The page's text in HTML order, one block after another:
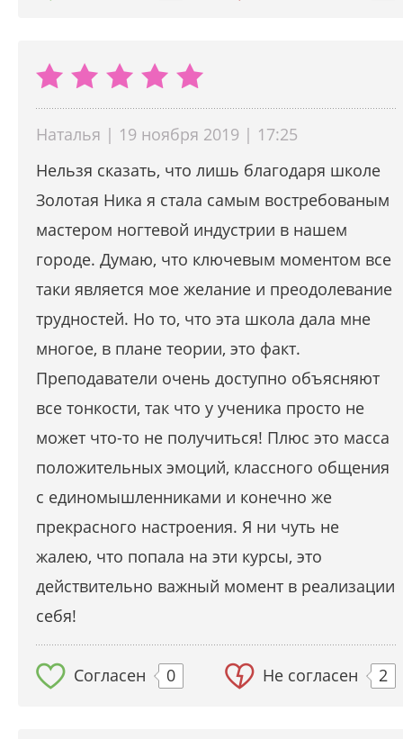
Наталья | 19 ноября 2019 | 17:25
Нельзя сказать, что лишь благодаря школе
Золотая Ника я стала самым востребованым
мастером ногтевой индустрии в нашем
городе. Думаю, что ключевым моментом все
таки является мое желание и преодолевание
трудностей. Но то, что эта школа дала мне
многое, в плане теории, это факт.
Преподаватели очень доступно объясняют
все тонкости, так что у ученика просто не
может что-то не получиться! Плюс это масса
положительных эмоций, классного общения
с единомышленниками и конечно же
прекрасного настроения. Я ни чуть не
жалею, что попала на эти курсы, это
действительно важный момент в реализации
себя!
Согласен 0 Не согласен 2